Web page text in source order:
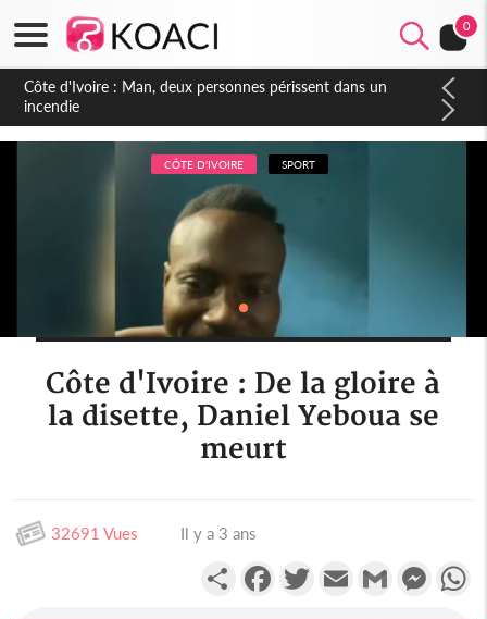
0
Côte d'Ivoire : Séileu, la célébration de la fête nationale
transformée en vaste campagne contre les produits
dépigmentants dangereux
CÔTE D'IVOIRE SPORT
Côte d'Ivoire : De la gloire à
la disette, Daniel Yeboua se
meurt
32691 Vues Il y a 3 ans
PartagerFacebookTwitterEmail Gmail